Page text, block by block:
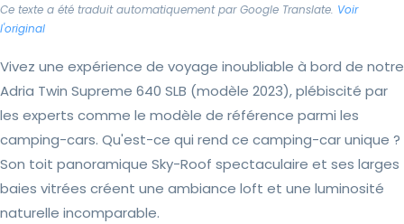
Ce texte a été traduit automatiquement par Google Translate. Voir
l'original
Vivez une expérience de voyage inoubliable à bord de notre
Adria Twin Supreme 640 SLB (modèle 2023), plébiscité par
les experts comme le modèle de référence parmi les
camping-cars. Qu'est-ce qui rend ce camping-car unique ?
Son toit panoramique Sky-Roof spectaculaire et ses larges
baies vitrées créent une ambiance loft et une luminosité
naturelle incomparable.